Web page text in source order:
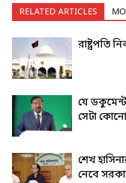
RELATED ARTICLES
রাষ্ট্রপতি
যে
সেটা
শেখ
নেবে